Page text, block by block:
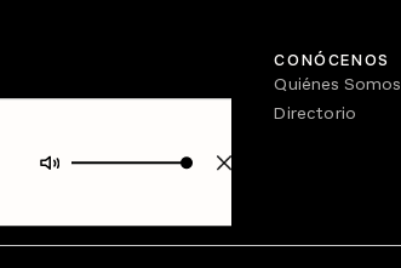
CONÓCENOS
Quiénes Somos
Directorio